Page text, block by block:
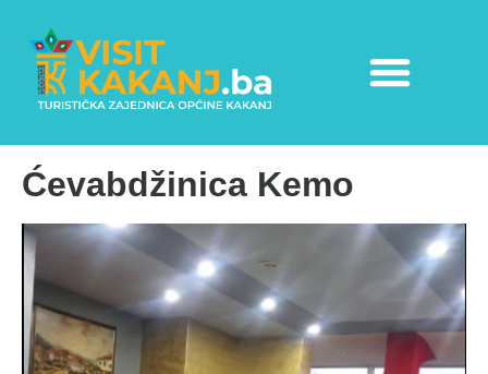
Ćevabdžinica Kemo